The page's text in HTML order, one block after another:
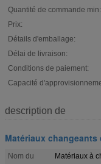
Quantité de commande min:
Prix:
Détails d'emballage:
Délai de livraison:
Conditions de paiement:
Capacité
description de
Matériaux changeants
Nom du
Matériaux à